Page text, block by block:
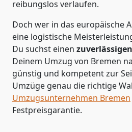
reibungslos verlaufen.
Doch wer in das europäische
eine logistische
Du suchst einen
Deinem Umzug von Bremen
günstig und kompetent zur
Umzüge genau die richtige
Umzugsunternehmen Bremen
Festpreisgarantie.